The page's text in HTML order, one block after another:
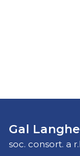
Gal
soc. consort. a